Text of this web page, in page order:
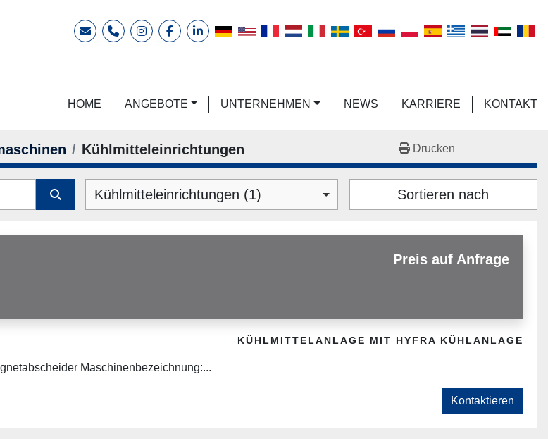
E-MailTelefoninstagramfacebooklinkedin
HOME ANGEBOTE UNTERNEHMEN NEWS KARRIERE KONTAKT
Kühlmitteleinrichtungen Drucken
Kühlmitteleinrichtungen (1) Sortieren nach
Preis auf Anfrage
KÜHLMITTELANLAGE MIT HYFRA KÜHLANLAGE
Maschinenbezeichnung:...
Kontaktieren